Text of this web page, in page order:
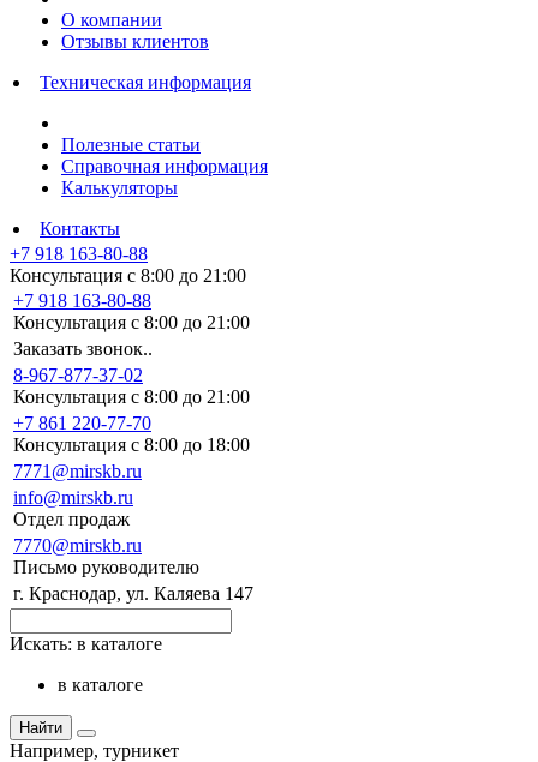
О компании
Отзывы клиентов
Техническая информация
Полезные статьи
Справочная информация
Калькуляторы
Контакты
+7 918 163-80-88
Консультация с 8:00 до 21:00
+7 918 163-80-88
Консультация с 8:00 до 21:00
Заказать звонок..
8-967-877-37-02
Консультация с 8:00 до 21:00
+7 861 220-77-70
Консультация с 8:00 до 18:00
7771@mirskb.ru
info@mirskb.ru
Отдел продаж
7770@mirskb.ru
Письмо руководителю
г. Краснодар, ул. Каляева 147
Искать: в каталоге
в каталоге
Найти
Например, турникет